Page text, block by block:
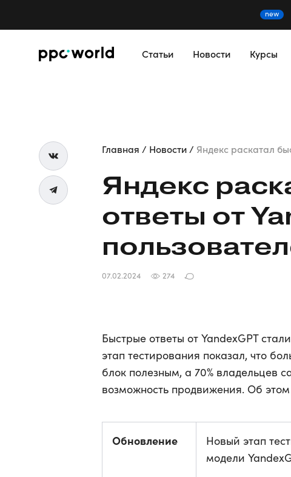
new
Статьи Новости Курсы
Главная Новости Яндекс раскатал
Яндекс
ответы от
07.02.2024 274
Быстрые ответы от YandexGPT
этап тестирования показал, что
блок полезным, а 70% владельцев
возможность продвижения. Об этом
Обновление
Новый этап
модели